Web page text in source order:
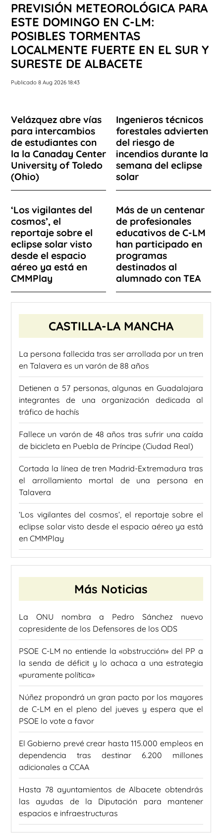
PREVISIÓN METEOROLÓGICA PARA
ESTE DOMINGO EN C-LM:
POSIBLES TORMENTAS
LOCALMENTE FUERTE EN EL SUR Y
SURESTE DE ALBACETE
Publicado 8 Aug 2026 18:43
Velázquez abre vías
para intercambios
de estudiantes con
la la Canaday Center
University of Toledo
(Ohio)
Ingenieros técnicos
forestales advierten
del riesgo de
incendios durante la
semana del eclipse
solar
‘Los vigilantes del
cosmos’, el
reportaje sobre el
eclipse solar visto
desde el espacio
aéreo ya está en
CMMPlay
Más de un centenar
de profesionales
educativos de C-LM
han participado en
programas
destinados al
alumnado con TEA
CASTILLA-LA MANCHA
La persona fallecida tras ser arrollada por un tren
en Talavera es un varón de 88 años
Detienen a 57 personas, algunas en Guadalajara
integrantes de una organización dedicada al
tráfico de hachís
Fallece un varón de 48 años tras sufrir una caída
de bicicleta en Puebla de Príncipe (Ciudad Real)
Cortada la línea de tren Madrid-Extremadura tras
el arrollamiento mortal de una persona en
Talavera
‘Los vigilantes del cosmos’, el reportaje sobre el
eclipse solar visto desde el espacio aéreo ya está
en CMMPlay
Más Noticias
La ONU nombra a Pedro Sánchez nuevo
copresidente de los Defensores de los ODS
PSOE C-LM no entiende la «obstrucción» del PP a
la senda de déficit y lo achaca a una estrategia
«puramente política»
Núñez propondrá un gran pacto por los mayores
de C-LM en el pleno del jueves y espera que el
PSOE lo vote a favor
El Gobierno prevé crear hasta 115.000 empleos en
dependencia tras destinar 6.200 millones
adicionales a CCAA
Hasta 78 ayuntamientos de Albacete obtendrás
las ayudas de la Diputación para mantener
espacios e infraestructuras